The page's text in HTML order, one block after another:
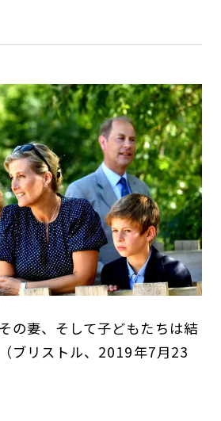
の妻、そして子どもたちは結
ブリストル、2019年7月23